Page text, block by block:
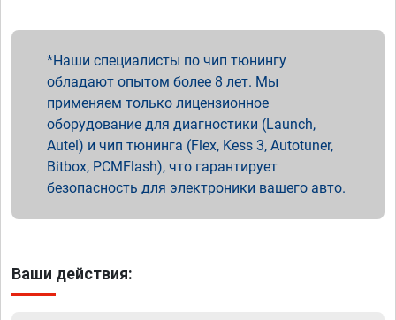
Наши специалисты по чип тюнингу
обладают опытом более 8 лет. Мы
применяем только лицензионное
оборудование для диагностики (Launch,
Autel) и чип тюнинга (Flex, Kess 3, Autotuner,
Bitbox, PCMFlash), что гарантирует
безопасность для электроники вашего авто.
Ваши действия: